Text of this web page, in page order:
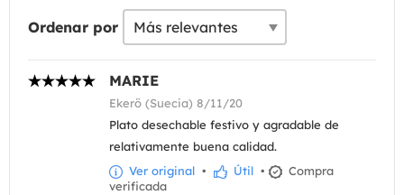
Ordenar por
MARIE
Ekerö (Suecia) 8/11/20
Plato desechable festivo y agradable de
relativamente buena calidad.
Ver original • Útil •
Compra
verificada